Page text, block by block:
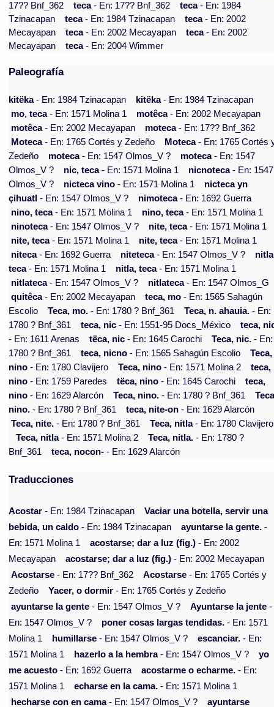
17?? Bnf_362
teca- En: 17?? Bnf_362 teca- En: 1984
Tzinacapan
teca- En: 1984 Tzinacapan teca- En: 2002
Mecayapan
teca- En: 2002 Mecayapan teca- En: 2002
Mecayapan
teca- En: 2004 Wimmer
Paleografía
kitëka- En: 1984 Tzinacapan kitëka- En: 1984 Tzinacapan
mo, teca- En: 1571 Molina 1 motêca- En: 2002 Mecayapan
motêca- En: 2002 Mecayapan moteca- En: 17?? Bnf_362
Moteca- En: 1765 Cortés y Zedeño Moteca- En: 1765 Cortés
Zedeño
moteca- En: 1547 Olmos_V ? moteca- En: 1547
Olmos_V ?
nic, teca- En: 1571 Molina 1 nicnoteca- En: 1547
Olmos_V ?
nicteca vino - En: 1571 Molina 1
nicteca yn
çihuatl - En: 1547 Olmos_V ? nimoteca- En: 1692 Guerra
nino, teca- En: 1571 Molina 1 nino, teca- En: 1571 Molina 1
ninoteca- En: 1547 Olmos_V ? nite, teca- En: 1571 Molina 1
nite, teca- En: 1571 Molina 1 nite, teca- En: 1571 Molina 1
niteca- En: 1692 Guerra niteteca- En: 1547 Olmos_V ?
teca- En: 1571 Molina 1 nitla, teca- En: 1571 Molina 1
nitlateca- En: 1547 Olmos_V ? nitlateca- En: 1547 Olmos_G
quitêca- En: 2002 Mecayapan teca, mo - En: 1565 Sahagún
Escolio
Teca, mo. - En: 1780 ? Bnf_361 Teca, n. ahauia. - En:
1780 ? Bnf_361
teca, nic - En: 1551-95 Docs_México
teca,
- En: 1611 Arenas
tëca, nic - En: 1645 Carochi Teca, nic. - En:
1780 ? Bnf_361
teca, nicno - En: 1565 Sahagún Escolio
Teca,
nino - En: 1780 Clavijero Teca, nino - En: 1571 Molina 2
teca,
nino - En: 1759 Paredes tëca, nino - En: 1645 Carochi
teca,
nino - En: 1629 Alarcón Teca, nino. - En: 1780 ? Bnf_361
nino. - En: 1780 ? Bnf_361 teca, nite-on - En: 1629 Alarcón
Teca, nite. - En: 1780 ? Bnf_361 Teca, nitla- En: 1780 Clavijero
Teca, nitla- En: 1571 Molina 2 Teca, nitla. - En: 1780 ?
Bnf_361
teca, nocon- - En: 1629 Alarcón
Traducciones
Acostar - En: 1984 Tzinacapan
Vaciar una botella, servir una
bebida, un caldo - En: 1984 Tzinacapan ayuntarse la gente. -
En: 1571 Molina 1
acostarse; dar a luz (fig.) - En: 2002
Mecayapan
acostarse; dar a luz (fig.) - En: 2002 Mecayapan
Acostarse - En: 17?? Bnf_362 Acostarse - En: 1765 Cortés y
Zedeño
Yacer, o dormir - En: 1765 Cortés y Zedeño
ayuntarse la gente - En: 1547 Olmos_V ? Ayuntarse la jente -
En: 1547 Olmos_V ?
poner cosas largas tendidas. - En: 1571
Molina 1
humillarse - En: 1547 Olmos_V ? escanciar. - En:
1571 Molina 1
hazerlo a la hembra- En: 1547 Olmos_V ?
yo
me acuesto - En: 1692 Guerra acostarme o echarme. - En:
1571 Molina 1
echarse en la cama. - En: 1571 Molina 1
hecharse con en cama- En: 1547 Olmos_V ? ayuntarse